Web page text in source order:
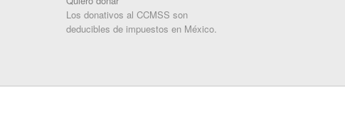
Los donativos al CCMSS son
deducibles de impuestos en México.